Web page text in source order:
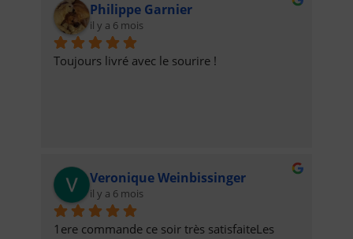
Philippe Garnier
il y a 6 mois
Toujours livré avec le sourire !
Veronique Weinbissinger
il y a 6 mois
1ere commande ce soir très satisfaiteLes